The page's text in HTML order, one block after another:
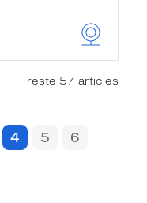
reste 57 articles
4 5 6